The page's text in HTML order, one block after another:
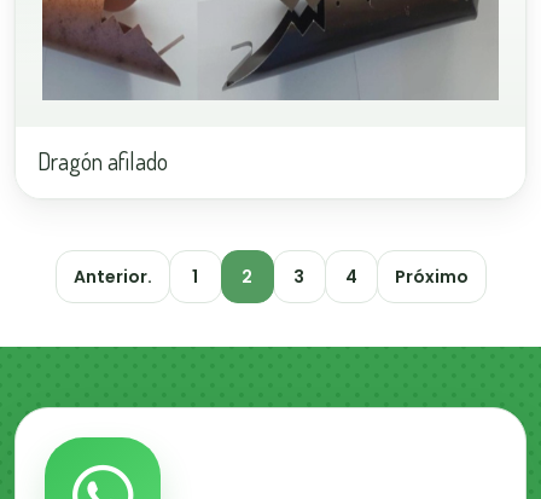
Dragón afilado
Anterior. 1 2 3 4 Próximo